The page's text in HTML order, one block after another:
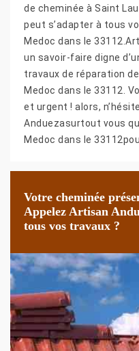
de cheminée à Saint
peut s’adapter à tous
Medoc dans le
un savoir-faire digne
travaux de réparation
Medoc dans le 33112.
et urgent ! alors,
Anduezasurtout vous
Medoc dans le
Votre cheminée
Appelez Artisan
tous vos travaux ?